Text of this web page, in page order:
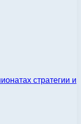
стратегии и